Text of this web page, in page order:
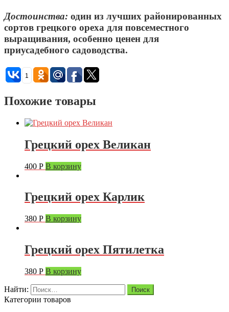
Достоинства: один из лучших районированных
сортов грецкого ореха для повсеместного
выращивания, особенно ценен для
приусадебного садоводства.
1
Похожие товары
Грецкий орех Великан
400 Р В корзину
Грецкий орех Карлик
380 Р В корзину
Грецкий орех Пятилетка
380 Р В корзину
Найти:
Категории товаров